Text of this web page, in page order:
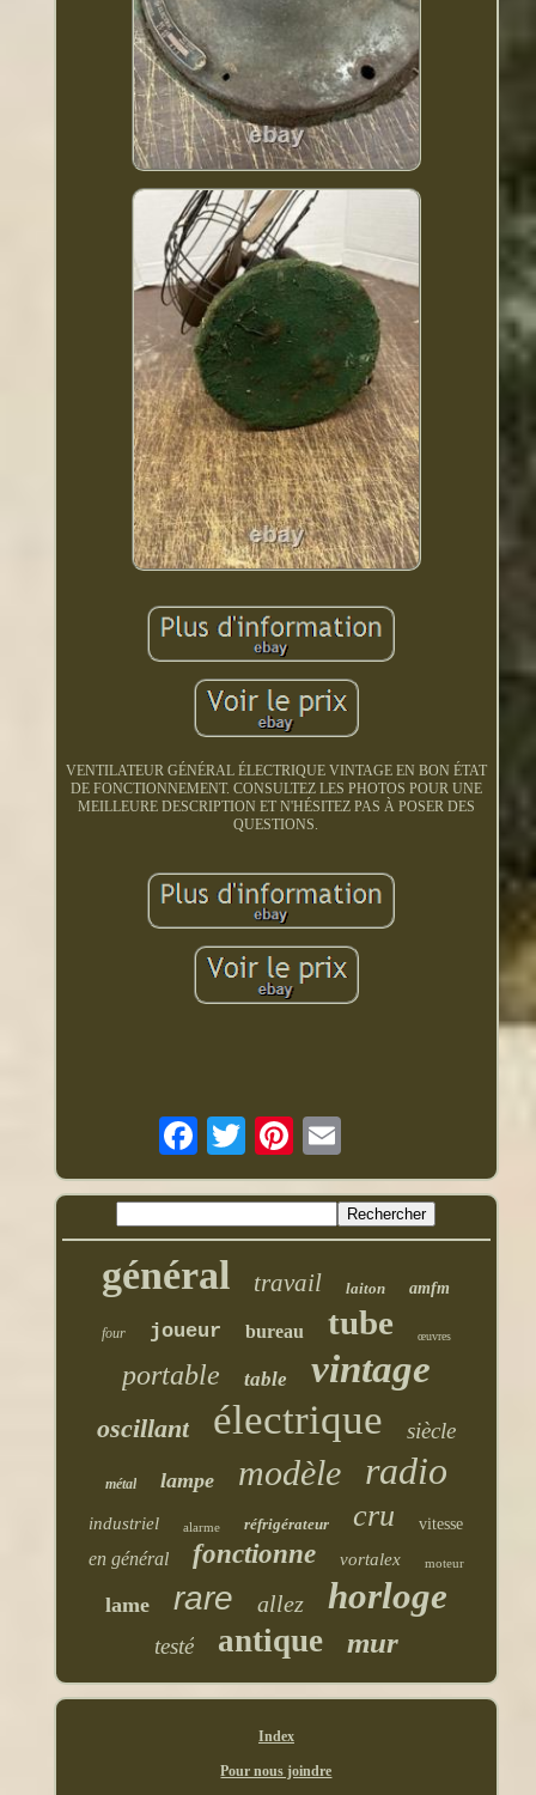
VENTILATEUR GÉNÉRAL ÉLECTRIQUE VINTAGE EN BON ÉTAT
DE FONCTIONNEMENT. CONSULTEZ LES PHOTOS POUR UNE
MEILLEURE DESCRIPTION ET N'HÉSITEZ PAS À POSER DES
QUESTIONS.
général travail laiton amfm
four joueur bureau tube œuvres
portable table vintage
oscillant électrique siècle
métal lampe modèle radio
industriel alarme réfrigérateur cru vitesse
en général fonctionne vortalex moteur
lame rare allez horloge
testé antique mur
Index
Pour nous joindre